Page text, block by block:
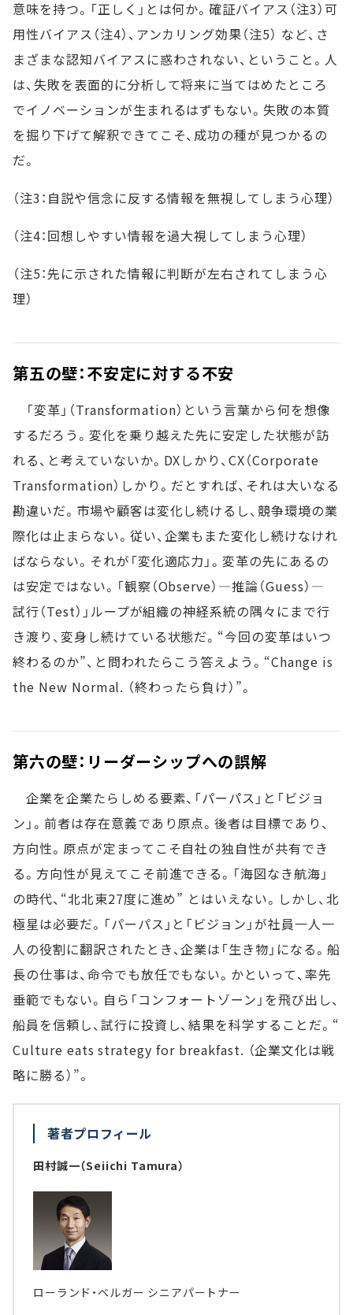
意味を持つ。「正しく」とは何か。確証バイアス（注3）可
用性バイアス（注4）、アンカリング効果（注5） など、さ
まざまな認知バイアスに惑わされない、ということ。人
は、失敗を表面的に分析して将来に当てはめたところ
でイノベーションが生まれるはずもない。失敗の本質
を掘り下げて解釈できてこそ、成功の種が見つかるの
だ。
（注3：自説や信念に反する情報を無視してしまう心理）
（注4：回想しやすい情報を過大視してしまう心理）
（注5：先に示された情報に判断が左右されてしまう心
理）
第五の壁：不安定に対する不安
「変革」（Transformation）という言葉から何を想像
するだろう。変化を乗り越えた先に安定した状態が訪
れる、と考えていないか。DXしかり、CX（Corporate
Transformation）しかり。だとすれば、それは大いなる
勘違いだ。市場や顧客は変化し続けるし、競争環境の業
際化は止まらない。従い、企業もまた変化し続けなけれ
ばならない。それが「変化適応力」。変革の先にあるの
は安定ではない。「観察（Observe）―推論（Guess）―
試行（Test）」ループが組織の神経系統の隅々にまで行
き渡り、変身し続けている状態だ。“今回の変革はいつ
終わるのか”、と問われたらこう答えよう。“Change is
the New Normal. （終わったら負け）”。
第六の壁：リーダーシップへの誤解
企業を企業たらしめる要素、「パーパス」と「ビジョ
ン」。前者は存在意義であり原点。後者は目標であり、
方向性。原点が定まってこそ自社の独自性が共有でき
る。方向性が見えてこそ前進できる。「海図なき航海」
の時代、“北北東27度に進め” とはいえない。しかし、北
極星は必要だ。「パーパス」と「ビジョン」が社員一人一
人の役割に翻訳されたとき、企業は「生き物」になる。船
長の仕事は、命令でも放任でもない。かといって、率先
垂範でもない。自ら「コンフォートゾーン」を飛び出し、
船員を信頼し、試行に投資し、結果を科学することだ。“
Culture eats strategy for breakfast. （企業文化は戦
略に勝る）”。
著者プロフィール
田村誠一（Seiichi Tamura）
ローランド・ベルガー シニアパートナー